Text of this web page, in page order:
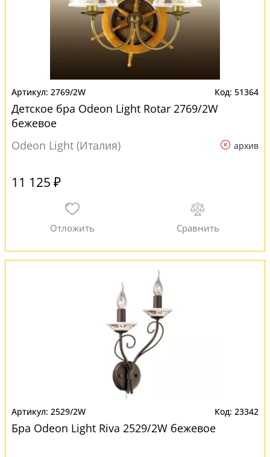
2769/2W 51364
Детское бра Odeon Light Rotar 2769/2W
бежевое
Odeon Light (Италия)
архив
11 125 ₽
2529/2W 23342
Бра Odeon Light Riva 2529/2W бежевое